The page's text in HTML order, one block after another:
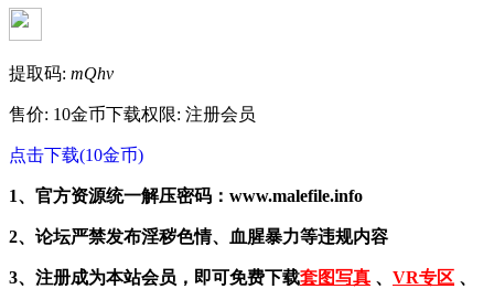
提取码: mQhv
售价: 10金币下载权限: 注册会员
点击下载(10金币)
1、官方资源统一解压密码：www.malefile.info
2、论坛严禁发布淫秽色情、血腥暴力等违规内容
3、注册成为本站会员，即可免费下载套图写真 、 VR专区 、